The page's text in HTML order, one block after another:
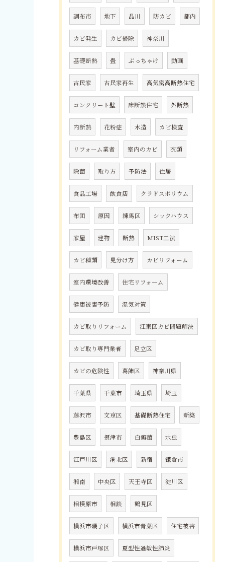
調布市 地下 品川 防カビ 都内
カビ発生 カビ掃除 神奈川
基礎断熱 畳 ぶっちゃけ 動画
古民家 古民家再生 高気密高断熱住宅
コンクリート壁 床断熱住宅 外断熱
内断熱 花粉症 木造 カビ検査
リフォーム業者 室内のカビ 衣類
除菌 取り方 予防法 住居
食品工場 飲食店 クラドスポリウム
布団 原因 練馬区 シックハウス
家屋 建物 断熱 MIST工法
カビ種類 見分け方 カビリフォーム
室内環境改善 住宅リフォーム
健康被害予防 湿気対策
カビ取りリフォーム 江東区カビ問題解決
カビ取り専門業者 足立区
カビの危険性 葛飾区 神奈川県
千葉県 千葉市 埼玉県 埼玉
藤沢市 文京区 基礎断熱住宅 新築
豊島区 摂津市 白癬菌 水虫
江戸川区 港北区 新宿 鎌倉市
湘南 中央区 天王寺区 淀川区
相模原市 相談 鶴見区
横浜市磯子区 横浜市青葉区 住宅被害
横浜市戸塚区 夏型性過敏性肺炎